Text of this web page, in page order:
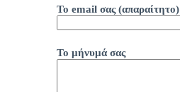
Το email σας (απαραίτητο)
Το μήνυμά σας